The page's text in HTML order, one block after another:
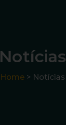
Notícias
Home > Notícias